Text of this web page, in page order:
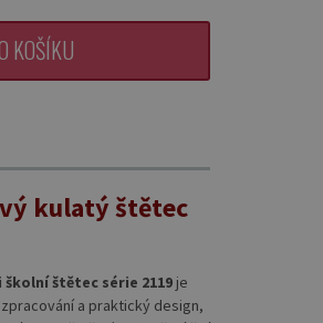
KOŠÍKU
kulatý štětec
štětec série 2119 je
a praktický design,